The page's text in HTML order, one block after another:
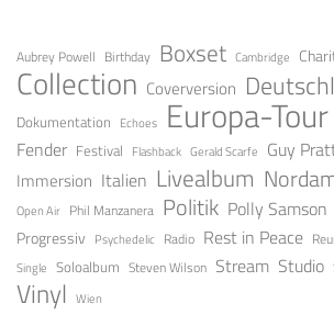
Aubrey Powell Birthday Boxset Cambridge
Collection Coverversion
Dokumentation Echoes Europa-Tour
Fender Festival Flashback Gerald Scarfe Guy
Immersion Italien Livealbum
Open Air Phil Manzanera Politik Polly Samson
Progressiv Psychedelic Radio Rest in Peace
Single Soloalbum Steven Wilson Stream Studio
Vinyl Wien